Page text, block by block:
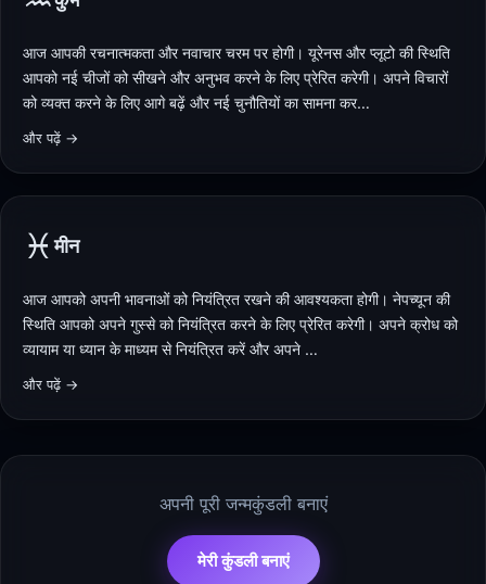
आज आपकी रचनात्मकता और नवाचार चरम पर होगी। यूरेनस और प्लूटो की स्थिति
आपको नई चीजों को सीखने और अनुभव करने के लिए प्रेरित करेगी। अपने विचारों
को व्यक्त करने के लिए आगे बढ़ें और नई चुनौतियों का सामना कर…
और पढ़ें →
♓मीन
आज आपको अपनी भावनाओं को नियंत्रित रखने की आवश्यकता होगी। नेपच्यून की
स्थिति आपको अपने गुस्से को नियंत्रित करने के लिए प्रेरित करेगी। अपने क्रोध को
व्यायाम या ध्यान के माध्यम से नियंत्रित करें और अपने …
और पढ़ें →
अपनी पूरी जन्मकुंडली बनाएं
मेरी कुंडली बनाएं